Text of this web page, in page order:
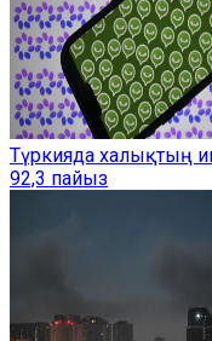
Түркияда халықтың
92,3 пайыз